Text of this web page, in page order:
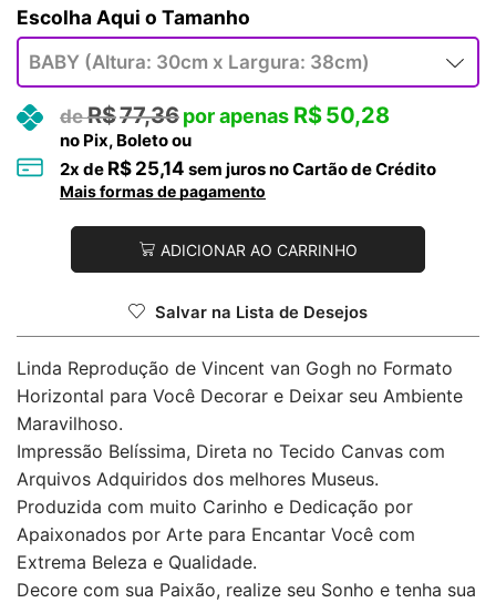
Tamanho
R$77,36 R$50,28
no Pix, Boleto ou
2x de R$ 25,14 sem juros no Cartão de Crédito
Mais formas de pagamento
ADICIONAR AO CARRINHO
Salvar na Lista de Desejos
Linda Reprodução de Vincent van Gogh no Formato
Horizontal para Você Decorar e Deixar seu Ambiente
Maravilhoso.
Impressão Belíssima, Direta no Tecido Canvas com
Arquivos Adquiridos dos melhores Museus.
Produzida com muito Carinho e Dedicação por
Apaixonados por Arte para Encantar Você com
Extrema Beleza e Qualidade.
Decore com sua Paixão, realize seu Sonho e tenha sua